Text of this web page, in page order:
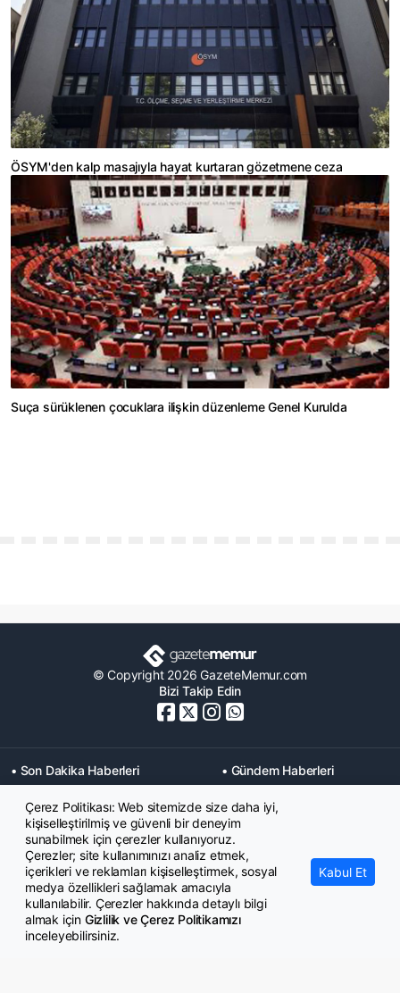
ÖSYM'den kalp masajıyla hayat kurtaran gözetmene ceza
Suça sürüklenen çocuklara ilişkin düzenleme Genel Kurulda
© Copyright 2026 GazeteMemur.com
Bizi Takip Edin
• Son Dakika Haberleri
• Gündem Haberleri
• Memurlar Haberleri
• KPSS Haberleri
• Ekonomi Haberleri
• Eğitim Haberleri
• Yaşam Haberleri
• Maaş Verileri Haberleri
• Mahkeme Kararları
Haberleri
Çerez Politikası: Web sitemizde size daha iyi,
kişiselleştirilmiş ve güvenli bir deneyim
sunabilmek için çerezler kullanıyoruz.
Çerezler; site kullanımınızı analiz etmek,
içerikleri ve reklamları kişiselleştirmek, sosyal
medya özellikleri sağlamak amacıyla
kullanılabilir. Çerezler hakkında detaylı bilgi
almak için Gizlilik ve Çerez Politikamızı
inceleyebilirsiniz.
Kabul Et